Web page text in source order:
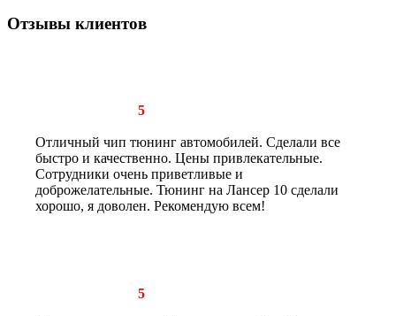
Отзывы клиентов
5
Отличный чип тюнинг автомобилей. Сделали все
быстро и качественно. Цены привлекательные.
Сотрудники очень приветливые и
доброжелательные. Тюнинг на Лансер 10 сделали
хорошо, я доволен. Рекомендую всем!
5